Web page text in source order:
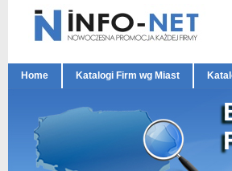
Home Katalogi Firm wg Miast